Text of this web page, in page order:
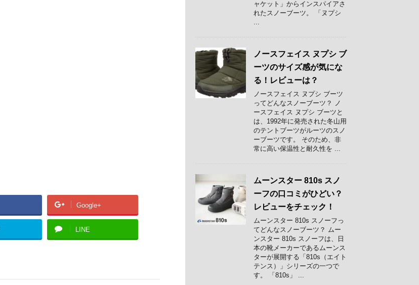
Google+
LINE
ャケット」からインスパイアさ
れたスノーブーツ。 「ヌプシ
...
ノースフェイス ヌプシ ブ
ーツのサイズ感が気にな
る！レビューは？
ノースフェイス ヌプシ ブーツ
ってどんなスノーブーツ？ ノ
ースフェイス ヌプシ ブーツと
は、1992年に発売された冬山用
のテントブーツがルーツのスノ
ーブーツです。 そのため、非
常に高い保温性と耐久性を ...
ムーンスター 810s スノ
ーフの口コミがひどい？
レビューをチェック！
ムーンスター 810s スノーフっ
てどんなスノーブーツ？ ムー
ンスター 810s スノーフは、日
本の靴メーカーであるムーンス
ターが展開する「810s（エイト
テンス）」シリーズの一つで
す。 「810s」 ...